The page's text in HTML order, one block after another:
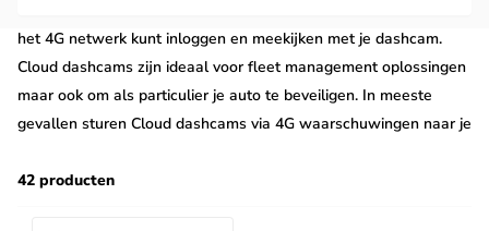
het 4G netwerk kunt inloggen en meekijken met je dashcam.
Cloud dashcams zijn ideaal voor fleet management oplossingen
maar ook om als particulier je auto te beveiligen. In meeste
gevallen sturen Cloud dashcams via 4G waarschuwingen naar je
impacts tijdens het parkeren. Ook kun je door de GPS in de
42 producten